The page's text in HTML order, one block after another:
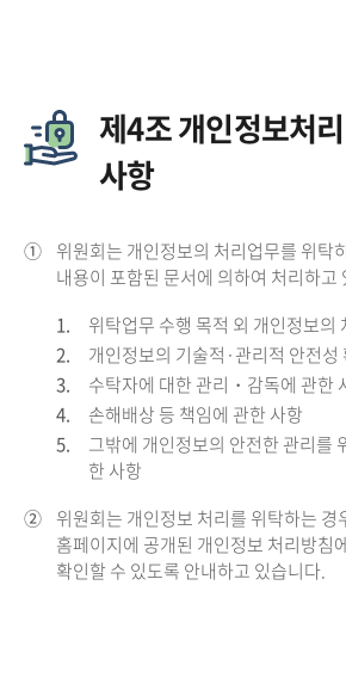
제4조 개인정보처
사항
① 위원회는 개인정보의 처리업무를 위탁
내용이 포함된 문서에 의하여 처리하고
1.
위탁업무 수행 목적 외 개인정보의
2.
개인정보의 기술적·관리적 안전성
3.
수탁자에 대한 관리・감독에 관한
4.
손해배상 등 책임에 관한 사항
5.
그밖에 개인정보의 안전한 관리를
한 사항
② 위원회는 개인정보 처리를 위탁하는 경
홈페이지에 공개된 개인정보 처리방침
확인할 수 있도록 안내하고 있습니다.